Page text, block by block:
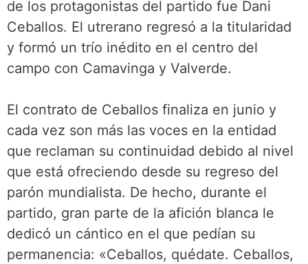
de los protagonistas del partido fue Dani
Ceballos. El utrerano regresó a la titularidad
y formó un trío inédito en el centro del
campo con Camavinga y Valverde.
El contrato de Ceballos finaliza en junio y
cada vez son más las voces en la entidad
que reclaman su continuidad debido al nivel
que está ofreciendo desde su regreso del
parón mundialista. De hecho, durante el
partido, gran parte de la afición blanca le
dedicó un cántico en el que pedían su
permanencia: «Ceballos, quédate. Ceballos,